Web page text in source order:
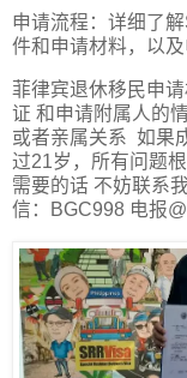
申请流程：详细了
件和申请材料，以及
菲律宾退休移民申
证 和申请附属人的
或者亲属关系 如果
过21岁，所有问题
需要的话 不妨联系
信：BGC998 电报